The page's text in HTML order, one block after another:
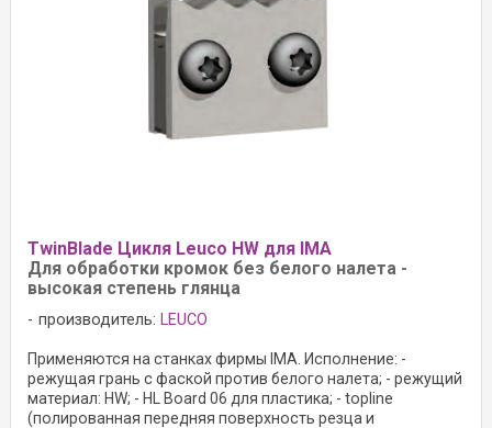
TwinBlade Цикля Leuco HW для IMA
Для обработки кромок без белого налета -
высокая степень глянца
производитель: LEUCO
Применяются на станках фирмы IMA. Исполнение: -
режущая грань с фаской против белого налета; - режущий
материал: HW; - HL Board 06 для пластика; - topline
(полированная передняя поверхность резца и